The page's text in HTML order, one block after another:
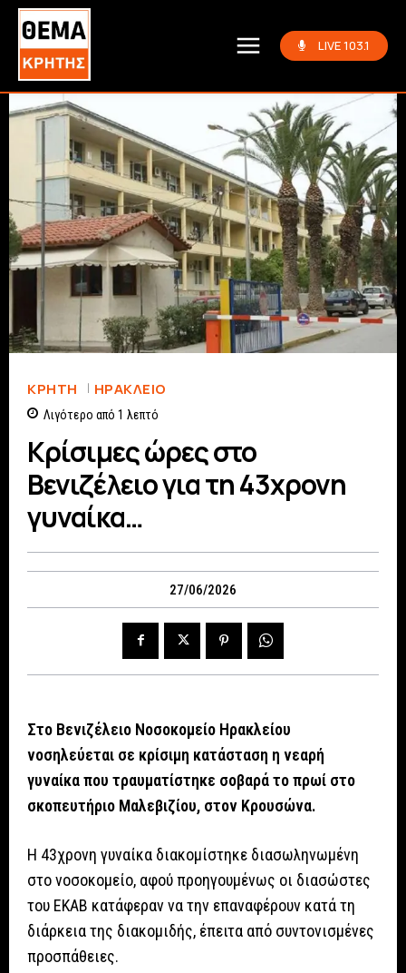
LIVE 103.1
ΚΡΗΤΗ ΗΡΆΚΛΕΙΟ
Λιγότερο από 1 λεπτό
Κρίσιμες ώρες στο
Βενιζέλειο για τη 43χρονη
γυναίκα…
27/06/2026
Στο Βενιζέλειο Νοσοκομείο Ηρακλείου
νοσηλεύεται σε κρίσιμη κατάσταση η νεαρή
γυναίκα που τραυματίστηκε σοβαρά το πρωί στο
σκοπευτήριο Μαλεβιζίου, στον Κρουσώνα.
Η 43χρονη γυναίκα διακομίστηκε διασωληνωμένη
στο νοσοκομείο, αφού προηγουμένως οι διασώστες
του ΕΚΑΒ κατάφεραν να την επαναφέρουν κατά τη
διάρκεια της διακομιδής, έπειτα από συντονισμένες
προσπάθειες.